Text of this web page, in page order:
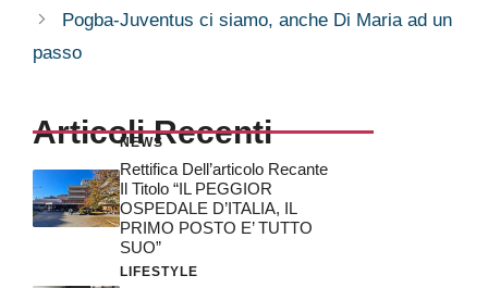
Pogba-Juventus ci siamo, anche Di Maria ad un
passo
Articoli Recenti
NEWS
Rettifica Dell’articolo Recante
Il Titolo “IL PEGGIOR
OSPEDALE D’ITALIA, IL
PRIMO POSTO E’ TUTTO
SUO”
LIFESTYLE